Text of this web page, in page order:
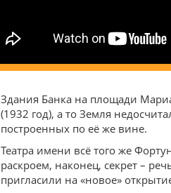
Здания Банка на площади
(1932 год), а то Земля
построенных по её же вине.
Театра имени всё того же
раскроем, наконец, секрет –
пригласили на «новое»